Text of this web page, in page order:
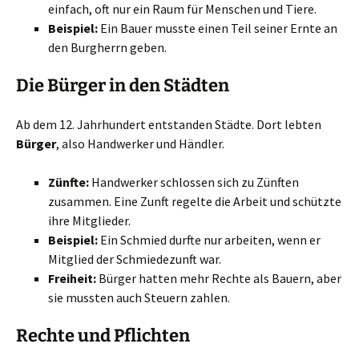
einfach, oft nur ein Raum für Menschen und Tiere.
Beispiel: Ein Bauer musste einen Teil seiner Ernte an
den Burgherrn geben.
Die Bürger in den Städten
Ab dem 12. Jahrhundert entstanden Städte. Dort lebten
Bürger, also Handwerker und Händler.
Zünfte: Handwerker schlossen sich zu Zünften
zusammen. Eine Zunft regelte die Arbeit und schützte
ihre Mitglieder.
Beispiel: Ein Schmied durfte nur arbeiten, wenn er
Mitglied der Schmiedezunft war.
Freiheit: Bürger hatten mehr Rechte als Bauern, aber
sie mussten auch Steuern zahlen.
Rechte und Pflichten